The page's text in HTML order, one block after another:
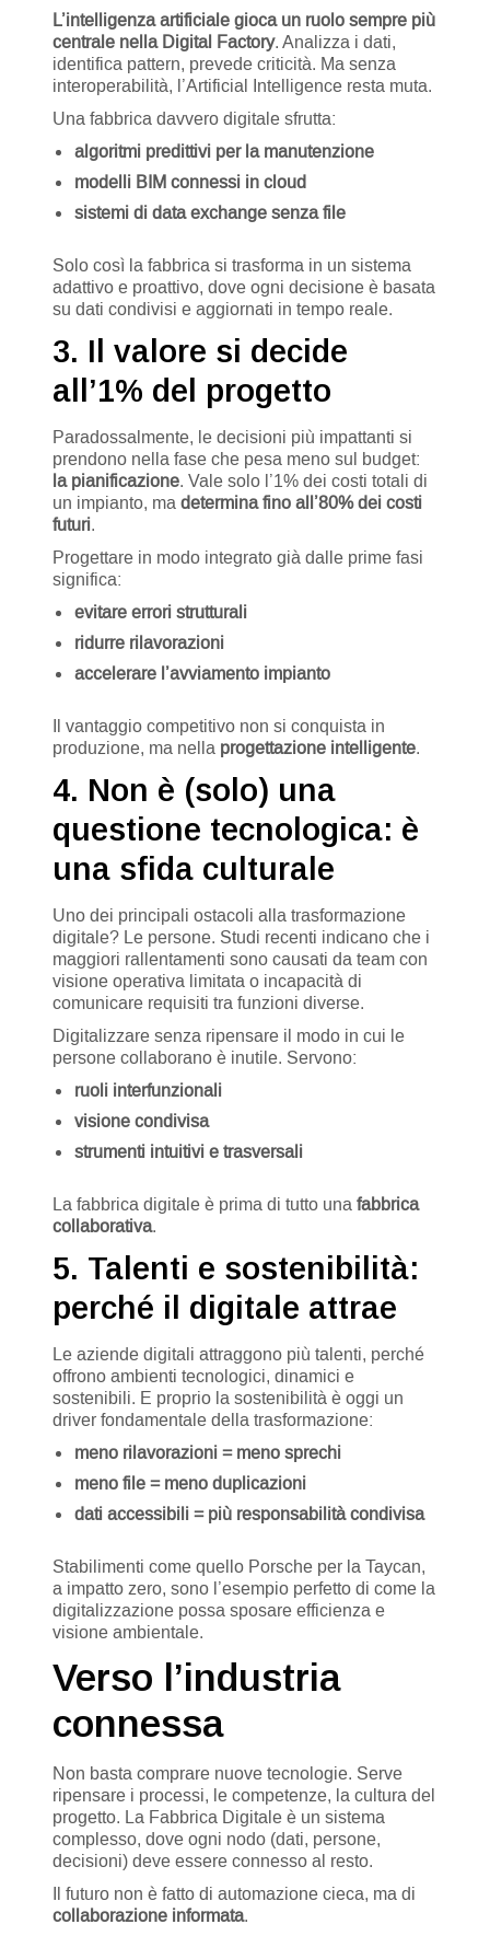
L’intelligenza artificiale gioca un ruolo sempre più
centrale nella Digital Factory. Analizza i dati,
identifica pattern, prevede criticità. Ma senza
interoperabilità, l’Artificial Intelligence resta muta.
Una fabbrica davvero digitale sfrutta:
algoritmi predittivi per la manutenzione
modelli BIM connessi in cloud
sistemi di data exchange senza file
Solo così la fabbrica si trasforma in un sistema
adattivo e proattivo, dove ogni decisione è basata
su dati condivisi e aggiornati in tempo reale.
3. Il valore si decide
all’1% del progetto
Paradossalmente, le decisioni più impattanti si
prendono nella fase che pesa meno sul budget:
la pianificazione. Vale solo l’1% dei costi totali di
un impianto, madetermina fino all’80% dei costi
futuri.
Progettare in modo integrato già dalle prime fasi
significa:
evitare errori strutturali
ridurre rilavorazioni
accelerare l’avviamento impianto
Il vantaggio competitivo non si conquista in
produzione, ma nella progettazione intelligente.
4. Non è (solo) una
questione tecnologica: è
una sfida culturale
Uno dei principali ostacoli alla trasformazione
digitale? Le persone. Studi recenti indicano che i
maggiori rallentamenti sono causati da team con
visione operativa limitata o incapacità di
comunicare requisiti tra funzioni diverse.
Digitalizzare senza ripensare il modo in cui le
persone collaborano è inutile. Servono:
ruoli interfunzionali
visione condivisa
strumenti intuitivi e trasversali
La fabbrica digitale è prima di tutto unafabbrica
collaborativa.
5. Talenti e sostenibilità:
perché il digitale attrae
Le aziende digitali attraggono più talenti, perché
offrono ambienti tecnologici, dinamici e
sostenibili. E proprio la sostenibilità è oggi un
driver fondamentale della trasformazione:
meno rilavorazioni = meno sprechi
meno file = meno duplicazioni
dati accessibili = più responsabilità condivisa
Stabilimenti come quello Porsche per la Taycan,
a impatto zero, sono l’esempio perfetto di come la
digitalizzazione possa sposare efficienza e
visione ambientale.
Verso l’industria
connessa
Non basta comprare nuove tecnologie. Serve
ripensare i processi, le competenze, la cultura del
progetto. La Fabbrica Digitale è un sistema
complesso, dove ogni nodo (dati, persone,
decisioni) deve essere connesso al resto.
Il futuro non è fatto di automazione cieca, ma di
collaborazione informata.